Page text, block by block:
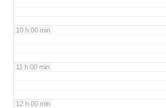
10 h 00 min
11 h 00 min
12 h 00 min